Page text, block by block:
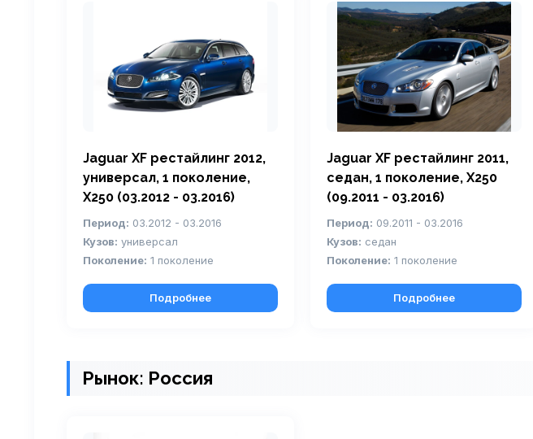
Jaguar XF рестайлинг 2012,
универсал, 1 поколение,
X250 (03.2012 - 03.2016)
Период: 03.2012 - 03.2016
Кузов: универсал
Поколение: 1 поколение
Подробнее
Jaguar XF рестайлинг 2011,
седан, 1 поколение, X250
(09.2011 - 03.2016)
Период: 09.2011 - 03.2016
Кузов: седан
Поколение: 1 поколение
Подробнее
Рынок: Россия